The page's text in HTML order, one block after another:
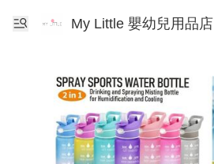
My Little 嬰幼兒用品店